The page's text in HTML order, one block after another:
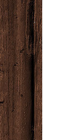
ZORBA+ - BILLIGT
BOUCLE GULVTÆPPE -
RESTPARTI, FLERE
FARVER
49,00 DKK